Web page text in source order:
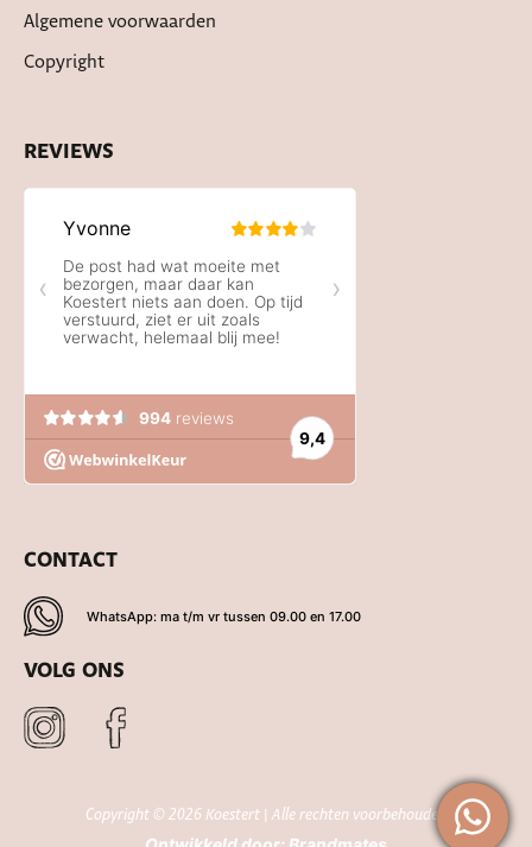
Algemene voorwaarden
Copyright
REVIEWS
CONTACT
WhatsApp: ma t/m vr tussen 09.00 en 17.00
VOLG ONS
Copyright © 2026 Koestert | Alle rechten voorbehouden